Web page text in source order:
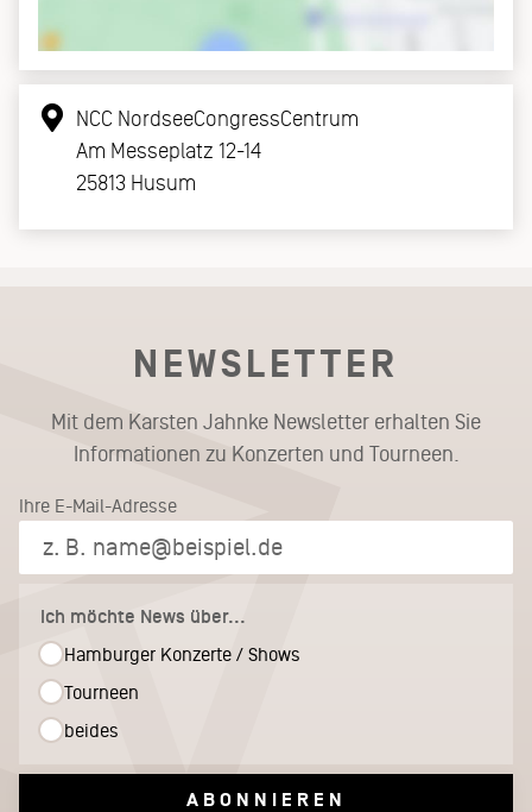
NCC NordseeCongressCentrum
Am Messeplatz 12-14
25813 Husum
NEWSLETTER
Mit dem Karsten Jahnke Newsletter erhalten Sie
Informationen zu Konzerten und Tourneen.
Ihre E-Mail-Adresse
Ich möchte News über...
Hamburger Konzerte / Shows
Tourneen
beides
ABONNIEREN